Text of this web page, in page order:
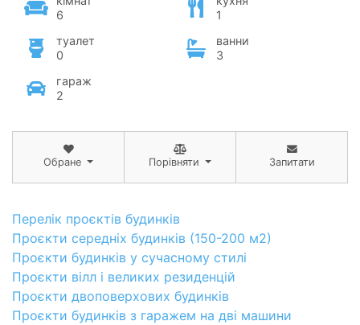
6
1
туалет
0
ванни
3
гараж
2
Обране Порівняти Запитати
Перелік проєктів будинків
Проєкти середніх будинків (150-200 м2)
Проєкти будинків у сучасному стилі
Проєкти вілл і великих резиденцій
Проєкти двоповерхових будинків
Проєкти будинків з гаражем на дві машини